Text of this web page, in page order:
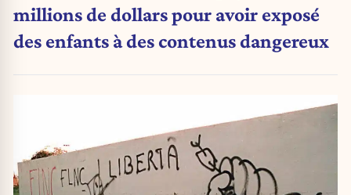
millions de dollars pour avoir exposé
des enfants à des contenus dangereux